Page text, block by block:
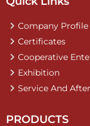
Company Profile
Certificates
Cooperative
Exhibition
Service And
PRODUCTS